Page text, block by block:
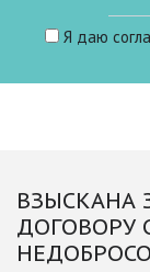
Я даю
ВЗЫСКАНА
ДОГОВОРУ